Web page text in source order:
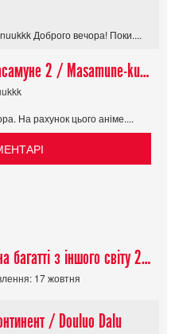
Доброго вечора! Поки....
Помста Масамуне 2 / Masamune-kun no Revenge R
На рахунок цього аніме....
Кулінарія на багатті з іншого світу 2 сезон/ Tondemo Skill de Isekai Hourou
17 жовтня
/ Douluo Dalu